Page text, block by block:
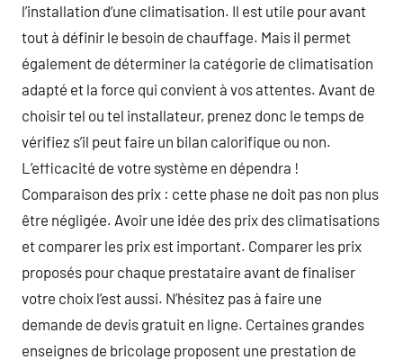
l’installation d’une climatisation. Il est utile pour avant
tout à définir le besoin de chauffage. Mais il permet
également de déterminer la catégorie de climatisation
adapté et la force qui convient à vos attentes. Avant de
choisir tel ou tel installateur, prenez donc le temps de
vérifiez s’il peut faire un bilan calorifique ou non.
L’efficacité de votre système en dépendra !
Comparaison des prix : cette phase ne doit pas non plus
être négligée. Avoir une idée des prix des climatisations
et comparer les prix est important. Comparer les prix
proposés pour chaque prestataire avant de finaliser
votre choix l’est aussi. N’hésitez pas à faire une
demande de devis gratuit en ligne. Certaines grandes
enseignes de bricolage proposent une prestation de